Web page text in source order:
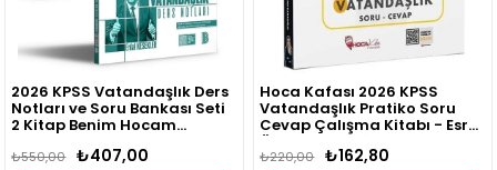
2026 KPSS Vatandaşlık Ders
Notları ve Soru Bankası Seti
2 Kitap Benim Hocam
₺407,00
₺550,00
Hoca Kafası 2026 KPSS
Vatandaşlık Pratiko Soru
Cevap Çalışma Kitabı - Esra
Özkan Karaoğlu Hoca Kafası
Yayınları₺162,80
₺220,00